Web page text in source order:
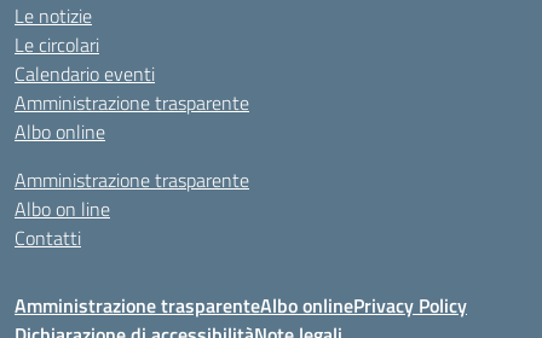
Le notizie
Le circolari
Calendario eventi
Amministrazione trasparente
Albo online
Amministrazione trasparente
Albo on line
Contatti
Amministrazione trasparenteAlbo onlinePrivacy Policy